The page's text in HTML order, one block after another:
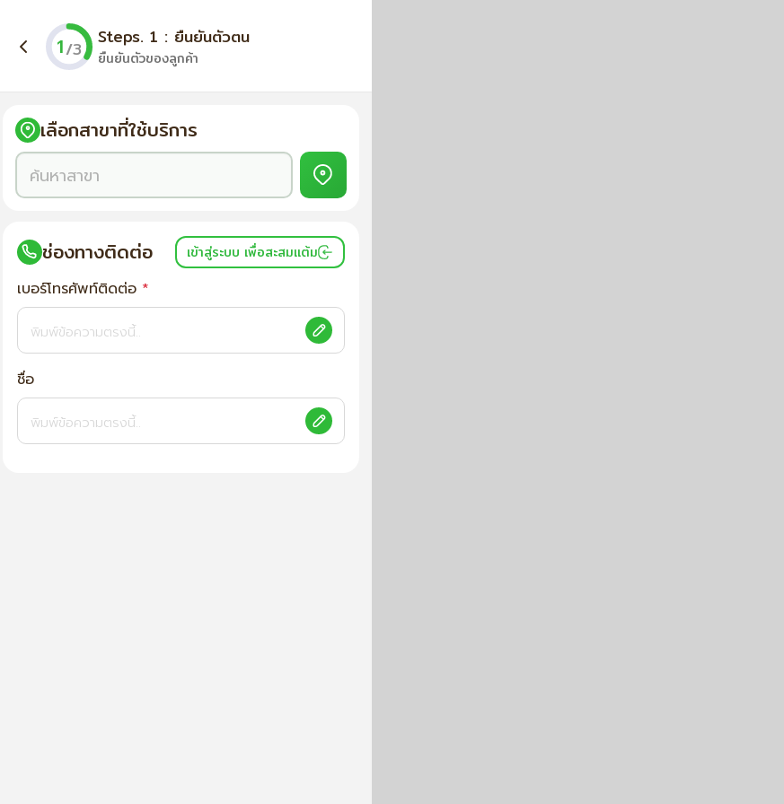
1/3 Steps. 1 : ยืนยันตัวตน
ยืนยันตัวของลูกค้า
เลือกสาขาที่ใช้บริการ
ช่องทางติดต่อ เข้าสู่ระบบ เพื่อสะสมแต้ม
เบอร์โทรศัพท์ติดต่อ *
ชื่อ